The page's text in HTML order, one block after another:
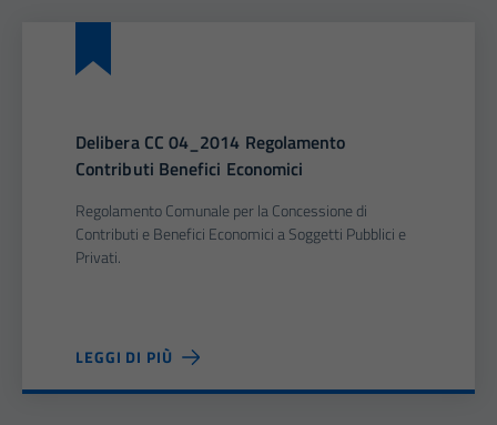
Delibera CC 04_2014 Regolamento
Contributi Benefici Economici
Regolamento Comunale per la Concessione di
Contributi e Benefici Economici a Soggetti Pubblici e
Privati.
LEGGI DI PIÙ